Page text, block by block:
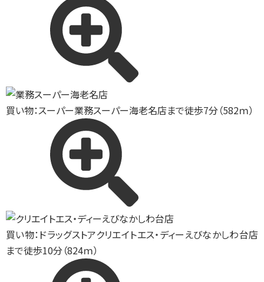
買い物：スーパー業務スーパー海老名店まで徒歩7分（582ｍ）
買い物：ドラッグストアクリエイトエス・ディーえびなかしわ台店
まで徒歩10分（824ｍ）